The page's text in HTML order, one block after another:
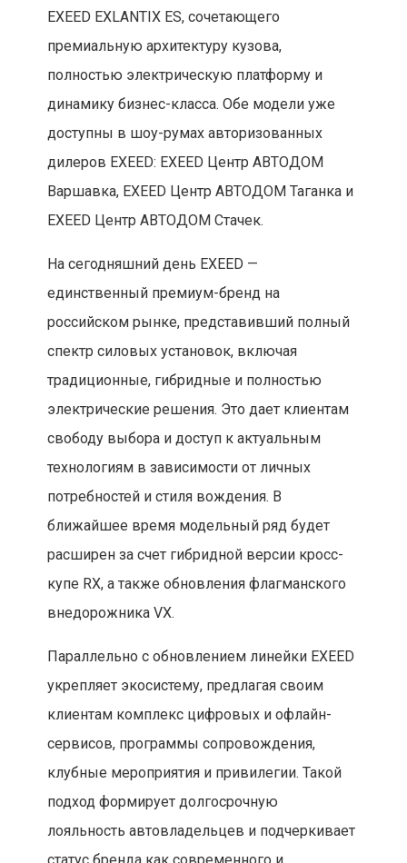
EXEED EXLANTIX ES, сочетающего
премиальную архитектуру кузова,
полностью электрическую платформу и
динамику бизнес-класса. Обе модели уже
доступны в шоу-румах авторизованных
дилеров EXEED: EXEED Центр АВТОДОМ
Варшавка, EXEED Центр АВТОДОМ Таганка и
EXEED Центр АВТОДОМ Стачек.
На сегодняшний день EXEED —
единственный премиум-бренд на
российском рынке, представивший полный
спектр силовых установок, включая
традиционные, гибридные и полностью
электрические решения. Это дает клиентам
свободу выбора и доступ к актуальным
технологиям в зависимости от личных
потребностей и стиля вождения. В
ближайшее время модельный ряд будет
расширен за счет гибридной версии кросс-
купе RX, а также обновления флагманского
внедорожника VX.
Параллельно с обновлением линейки EXEED
укрепляет экосистему, предлагая своим
клиентам комплекс цифровых и офлайн-
сервисов, программы сопровождения,
клубные мероприятия и привилегии. Такой
подход формирует долгосрочную
лояльность автовладельцев и подчеркивает